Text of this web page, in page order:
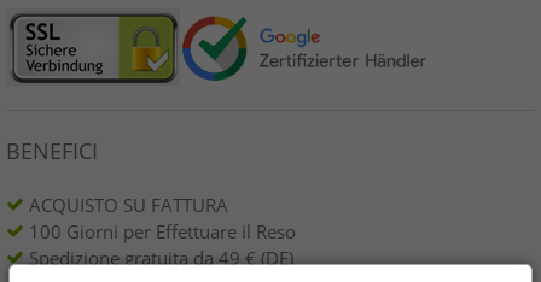
BENEFICI
ACQUISTO SU FATTURA
100 Giorni per Effettuare il Reso
Spedizione gratuita da 49 € (DE)